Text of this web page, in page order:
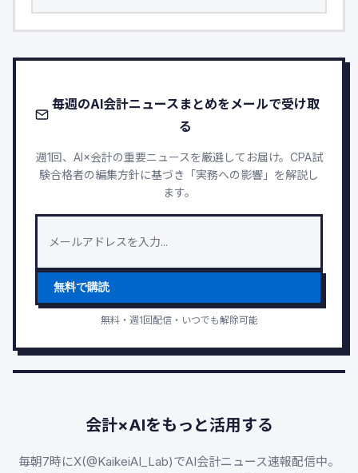
毎週のAI会計ニュースまとめをメールで受け取
る
週1回、AI×会計の重要ニュースを厳選してお届け。CPA試
験合格者の編集方針に基づき「実務への影響」を解説し
ます。
無料で購読
無料・週1回配信・いつでも解除可能
会計×AIをもっと活用する
毎朝7時にX(@KaikeiAI_Lab)でAI会計ニュース速報配信中。